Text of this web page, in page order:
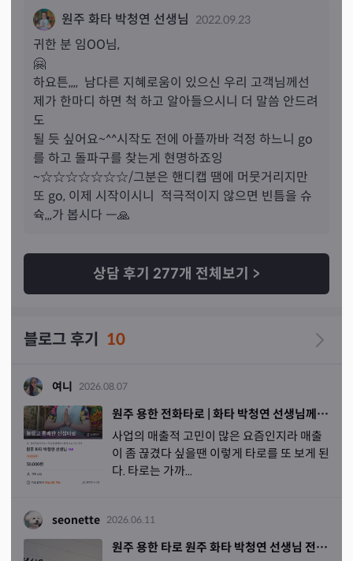
다고 하지만 제가 힘들수도 있어서 저를 더 걱정해주셨어요
ㅠ 응원도 해쥬시고ㅠ 선생님 따뜻한 상담감사하고 잘봐주
셔서 감사드려용❤
원주 화타 박청연 선생님 2022.09.23
귀한 분 임OO님,
🤗
하요튼,,,,  남다른 지혜로움이 있으신 우리 고객님께선
제가 한마디 하면 척 하고 알아들으시니 더 말씀 안드려
도
될 듯 싶어요~^^시작도 전에 아플까바 걱정 하느니 go
를 하고 돌파구를 찾는게 현명하죠잉
~☆☆☆☆☆☆☆/그분은 핸디캡 땜에 머뭇거리지만
또 go, 이제 시작이시니  적극적이지 않으면 빈틈을 슈
상담 후기 277개 전체보기 >
블로그 후기 10
여니 2026.08.07
원주 용한 전화타로 | 화타 박청연 선생님께 본 전화타로 상담 후기
사업의 매출적 고민이 많은 요즘인지라 매출
이 좀 끊겼다 싶을땐 이렇게 타로를 또 보게 된
다. 타로는 가까...
seonette 2026.06.11
원주 용한 타로 원주 화타 박청연 선생님 전화타로 상담 후기